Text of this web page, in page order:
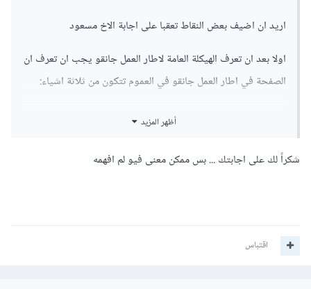
اريد ان اضيف بعض النقاط تعقبا على اجابة الاخ مسعود
اولا بعد ان تعرف الهيكلة العامة لاطار العمل جانقو يجب ان تعرف ان
الصفحة في اطار العمل جانقو في العموم تتكون من ثلاثة اشياء:
view هنا نكتب معظم المنطق والعمليات مثلا استرجاع
Template و فيها اكواد HTML CSS اللتي تكون الصفحة
أظهر المزيد
شكراً لك على اجابتك ... بس ممكن معنى فيو لم افهمه
اقتباس